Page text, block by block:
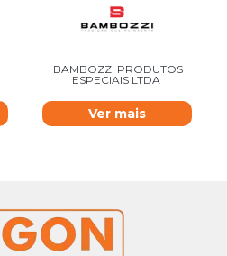
BAMBOZZI PRODUTOS
ESPECIAIS LTDA
Ver mais